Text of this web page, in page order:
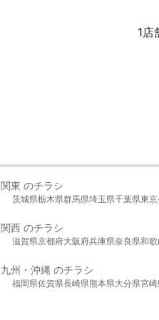
1店
関東 のチラシ
茨城県栃木県群馬県埼玉県千葉県東
関西 のチラシ
滋賀県京都府大阪府兵庫県奈良県和
九州・沖縄 のチラシ
福岡県佐賀県長崎県熊本県大分県宮崎